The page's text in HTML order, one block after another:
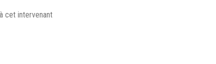
cet intervenant